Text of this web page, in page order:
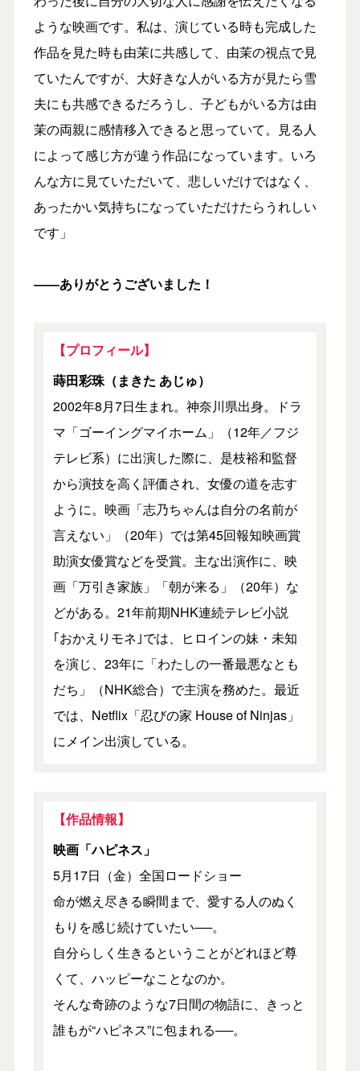
ような映画です。私は、演じている時も完成した
作品を見た時も由茉に共感して、由茉の視点で見
ていたんですが、大好きな人がいる方が見たら雪
夫にも共感できるだろうし、子どもがいる方は由
茉の両親に感情移入できると思っていて。見る人
によって感じ方が違う作品になっています。いろ
んな方に見ていただいて、悲しいだけではなく、
あったかい気持ちになっていただけたらうれしい
です」
――ありがとうございました！
【プロフィール】
蒔田彩珠（まきた あじゅ）
2002年8月7日生まれ。神奈川県出身。ドラ
マ「ゴーイングマイホーム」（12年／フジ
テレビ系）に出演した際に、是枝裕和監督
から演技を高く評価され、女優の道を志す
ように。映画「志乃ちゃんは自分の名前が
言えない」（20年）では第45回報知映画賞
助演女優賞などを受賞。主な出演作に、映
画「万引き家族」「朝が来る」（20年）な
どがある。21年前期NHK連続テレビ小説
｢おかえりモネ｣では、ヒロインの妹・未知
を演じ、23年に「わたしの一番最悪なとも
だち」（NHK総合）で主演を務めた。最近
では、Netflix「忍びの家 House of Ninjas」
にメイン出演している。
【作品情報】
映画「ハピネス」
5月17日（金）全国ロードショー
命が燃え尽きる瞬間まで、愛する人のぬく
もりを感じ続けていたい──。
自分らしく生きるということがどれほど尊
くて、ハッピーなことなのか。
そんな奇跡のような7日間の物語に、きっと
誰もが“ハピネス”に包まれる──。